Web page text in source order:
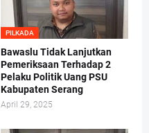
PILKADA
Bawaslu Tidak Lanjutkan
Pemeriksaan Terhadap 2
Pelaku Politik Uang PSU
Kabupaten Serang
April 29, 2025